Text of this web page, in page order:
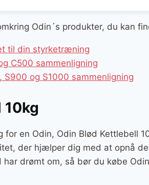
Odin´s produkter, du kan
til din styrketræning
C500 sammenligning
S900 og S1000 sammenligning
10kg
en Odin, Odin Blød Kettlebell
der hjælper dig med at opnå
drømt om, så bør du købe